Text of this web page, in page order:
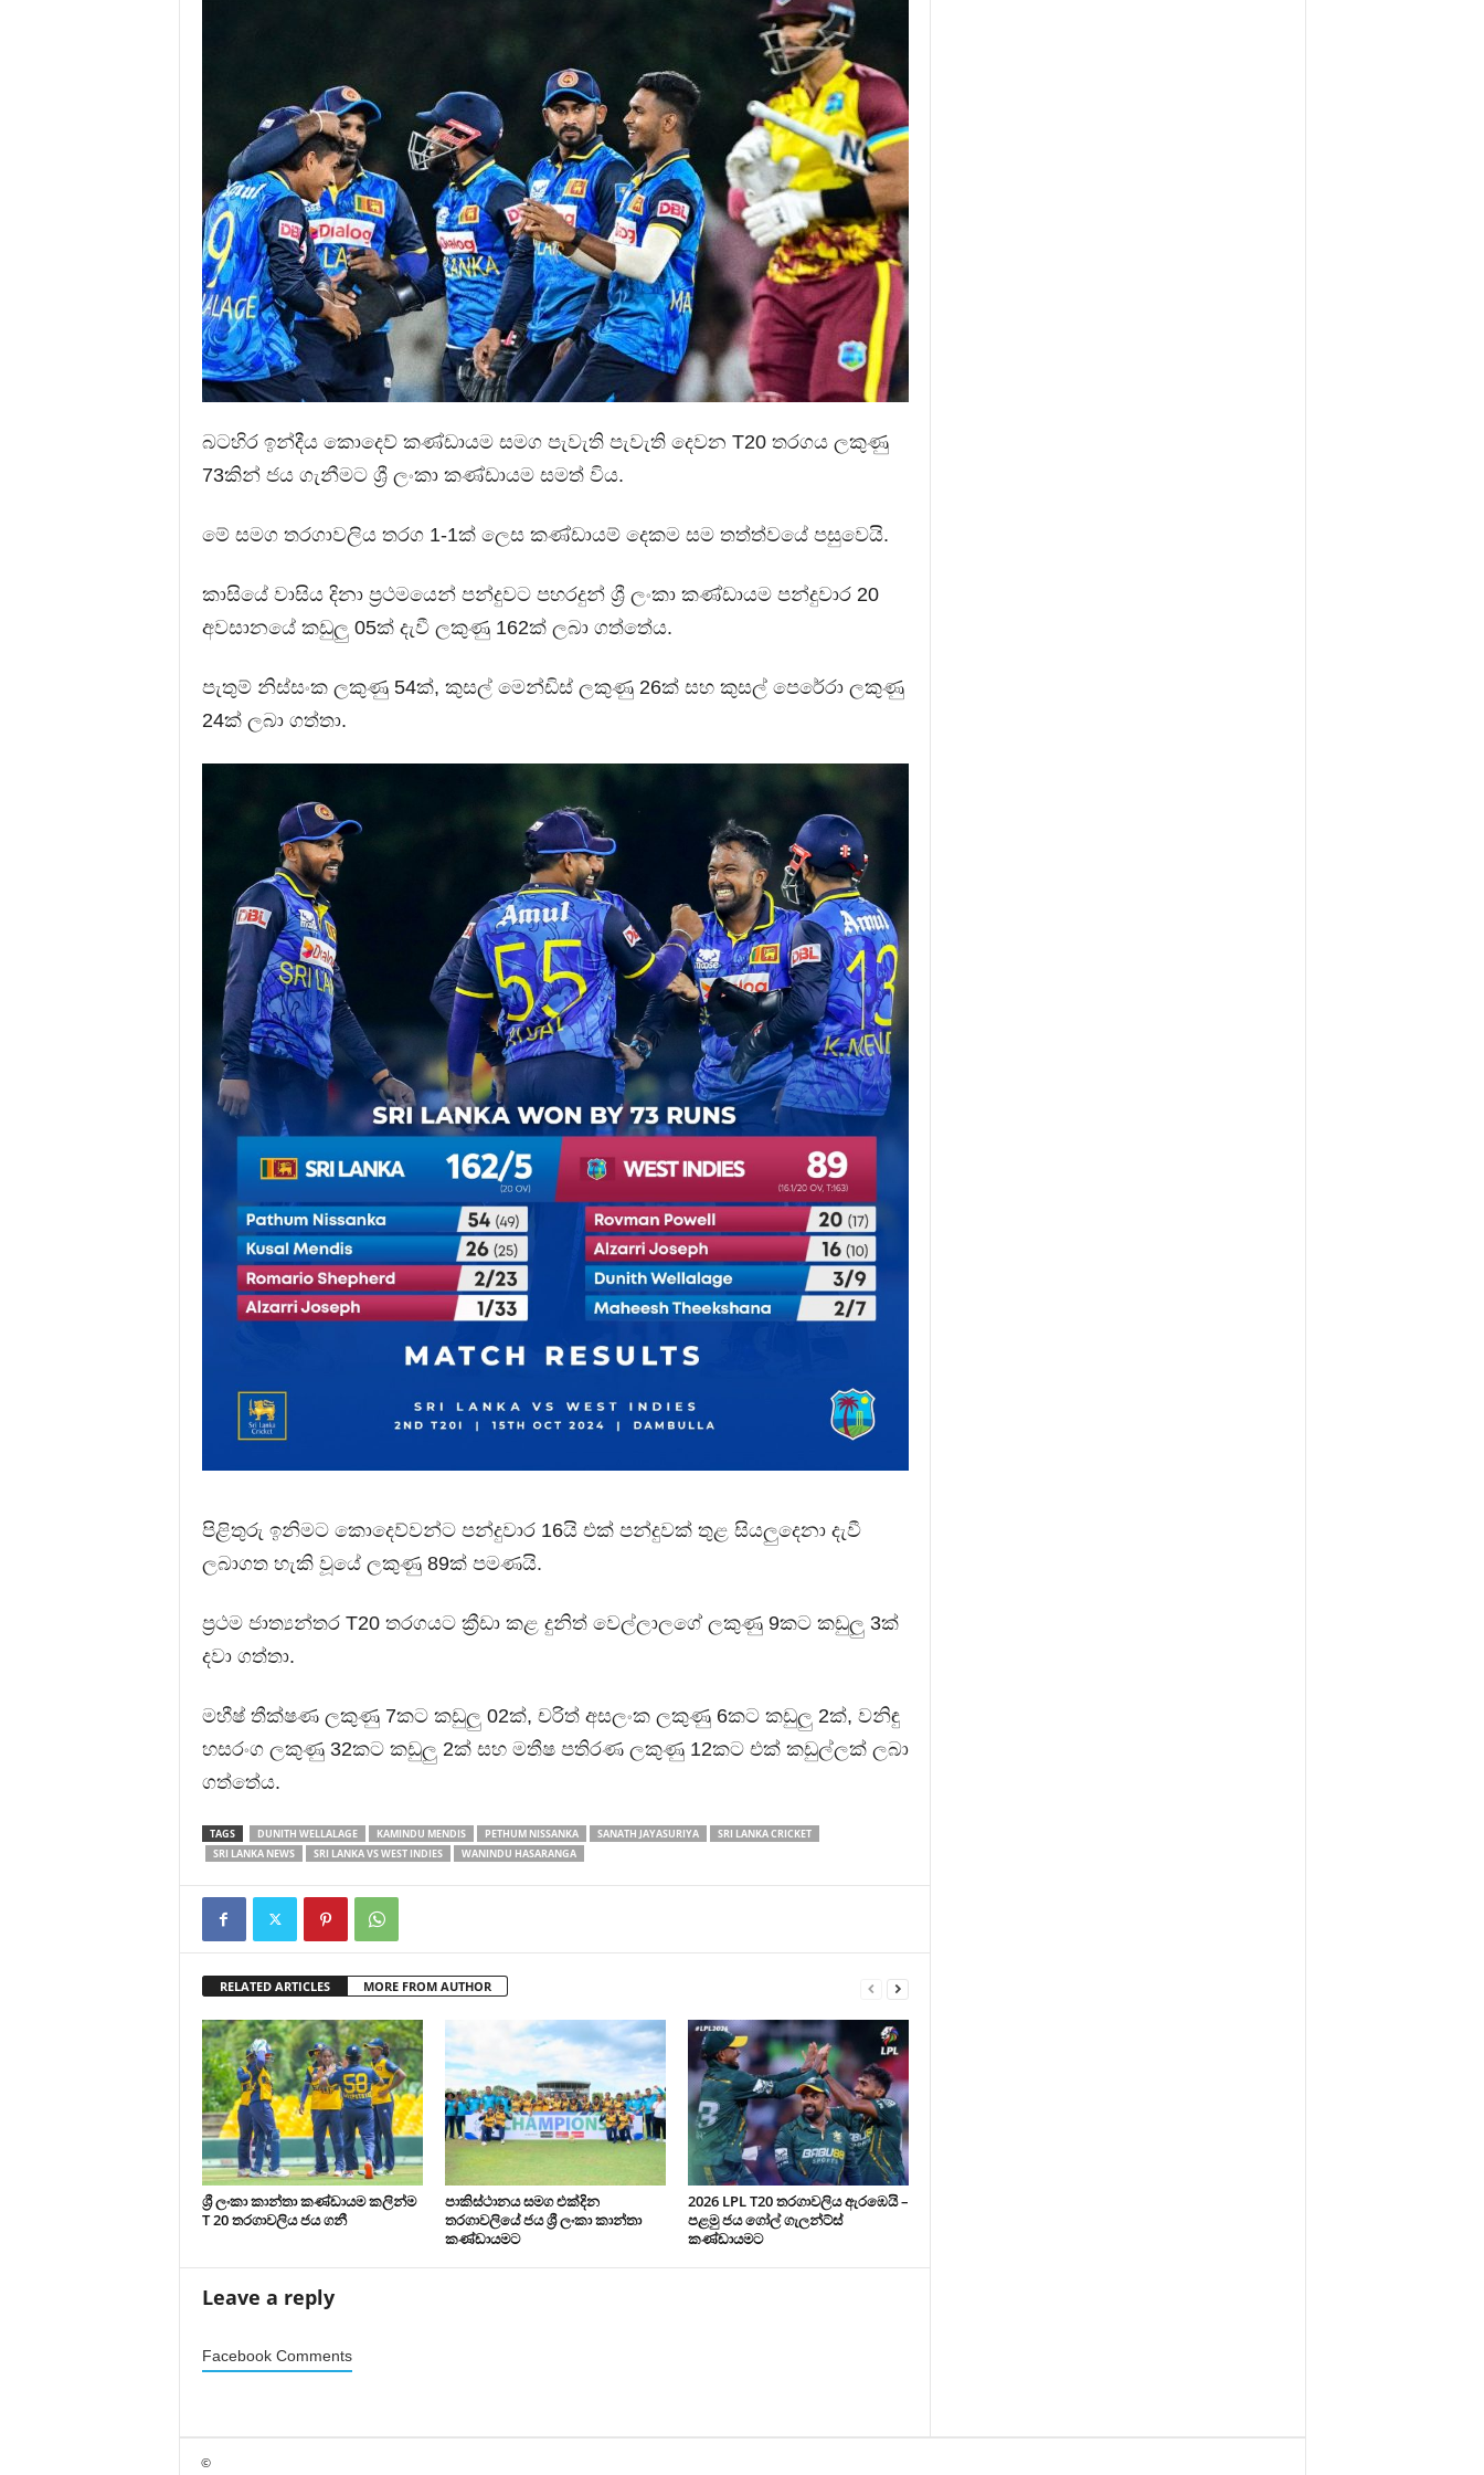
බටහිර ඉන්දීය කොදෙව් කණ්ඩායම සමග පැවැති පැවැති දෙවන T20 තරගය ලකුණු
73කින් ජය ගැනීමට ශ්‍රී ලංකා කණ්ඩායම සමත් විය.
මේ සමග තරගාවලිය තරග 1-1ක් ලෙස කණ්ඩායම් දෙකම සම තත්ත්වයේ පසුවෙයි.
කාසියේ වාසිය දිනා ප්‍රථමයෙන් පන්දුවට පහරදුන් ශ්‍රී ලංකා කණ්ඩායම පන්දුවාර 20
අවසානයේ කඩුලු 05ක් දැවී ලකුණු 162ක් ලබා ගත්තේය.
පැතුම් නිස්සංක ලකුණු 54ක්, කුසල් මෙන්ඩිස් ලකුණු 26ක් සහ කුසල් පෙරේරා ලකුණු
24ක් ලබා ගත්තා.
පිළිතුරු ඉනිමට කොදෙව්වන්ට පන්දුවාර 16යි එක් පන්දුවක් තුළ සියලුදෙනා දැවී
ලබාගත හැකි වූයේ ලකුණු 89ක් පමණයි.
ප්‍රථම ජාත්‍යන්තර T20 තරගයට ක්‍රීඩා කළ දුනිත් වෙල්ලාලගේ ලකුණු 9කට කඩුලු 3ක්
දවා ගත්තා.
මහීෂ් තීක්ෂණ ලකුණු 7කට කඩුලු 02ක්, චරිත් අසලංක ලකුණු 6කට කඩුලු 2ක්, වනිඳු
හසරංග ලකුණු 32කට කඩුලු 2ක් සහ මතීෂ පතිරණ ලකුණු 12කට එක් කඩුල්ලක් ලබා
ගත්තේය.
TAGS DUNITH WELLALAGE KAMINDU MENDIS PETHUM NISSANKA SANATH JAYASURIYA
SRI LANKA CRICKET
SRI LANKA NEWS
SRI LANKA VS WEST INDIES WANINDU HASARANGA
RELATED ARTICLES MORE FROM AUTHOR
ශ්‍රී ලංකා කාන්තා කණ්ඩායම කලින්ම
T 20 තරගාවලිය ජය ගනී
පාකිස්ථානය සමග එක්දින
තරගාවලියේ ජය ශ්‍රී ලංකා කාන්තා
කණ්ඩායමට
2026 LPL T20 තරගාවලිය ඇරඹෙයි –
පළමු ජය ගෝල් ගැලන්ට්ස්
කණ්ඩායමට
Leave a reply
Facebook Comments
©